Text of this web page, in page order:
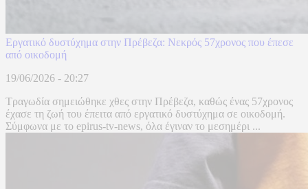
Εργατικό δυστύχημα στην Πρέβεζα: Νεκρός 57χρονος που έπεσε
από οικοδομή
19/06/2026 - 20:27
Τραγωδία σημειώθηκε χθες στην Πρέβεζα, καθώς ένας 57χρονος
έχασε τη ζωή του έπειτα από εργατικό δυστύχημα σε οικοδομή.
Σύμφωνα με το epirus-tv-news, όλα έγιναν το μεσημέρι ...